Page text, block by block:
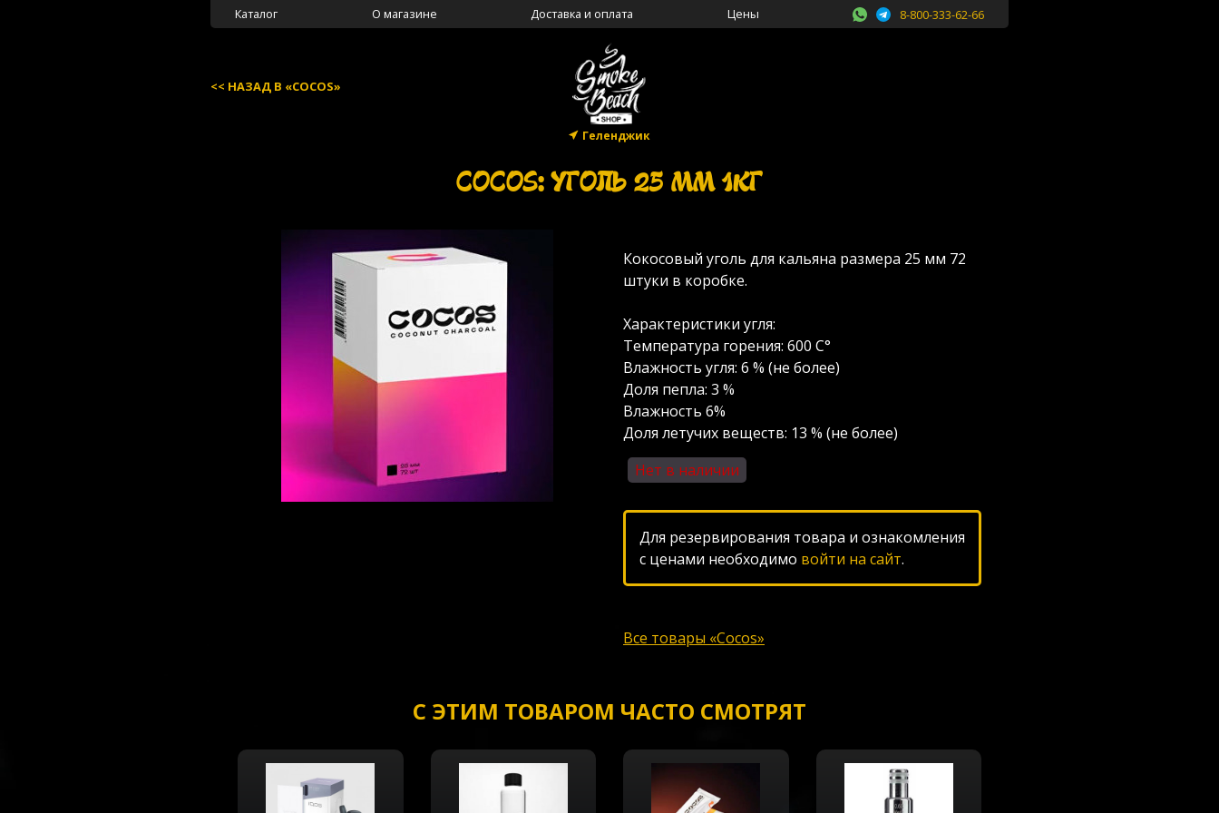
Каталог О магазине Доставка и оплата Цены 8-800-333-62-66
НАЗАД В «COCOS»
Геленджик
COCOS: УГОЛЬ 25 ММ 1КГ
Кокосовый уголь для кальяна размера 25 мм 72
штуки в коробке.
Характеристики угля:
Температура горения: 600 C°
Влажность угля: 6 % (не более)
Доля пепла: 3 %
Влажность 6%
Доля летучих веществ: 13 % (не более)
Нет в наличии
Для резервирования товара и ознакомления
с ценами необходимо войти на сайт.
Все товары «Cocos»
С ЭТИМ ТОВАРОМ ЧАСТО СМОТРЯТ